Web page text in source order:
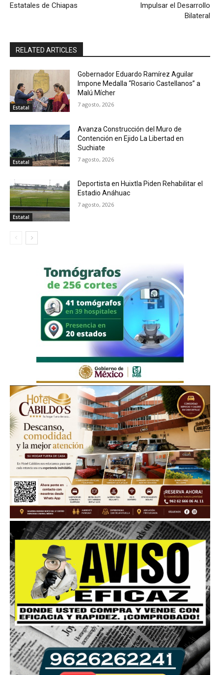
Estatales de Chiapas
Impulsar el Desarrollo
Bilateral
RELATED ARTICLES
Estatal
Gobernador Eduardo Ramírez Aguilar
Impone Medalla “Rosario Castellanos” a
Malú Mícher
7 agosto, 2026
Estatal
Avanza Construcción del Muro de
Contención en Ejido La Libertad en
Suchiate
7 agosto, 2026
Estatal
Deportista en Huixtla Piden Rehabilitar el
Estadio Anáhuac
7 agosto, 2026